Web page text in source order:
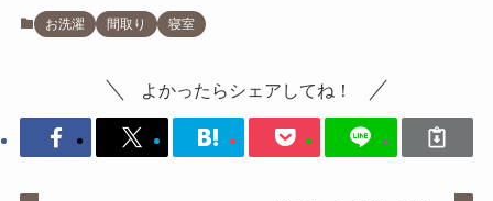
お洗濯 間取り 寝室
よかったらシェアしてね！